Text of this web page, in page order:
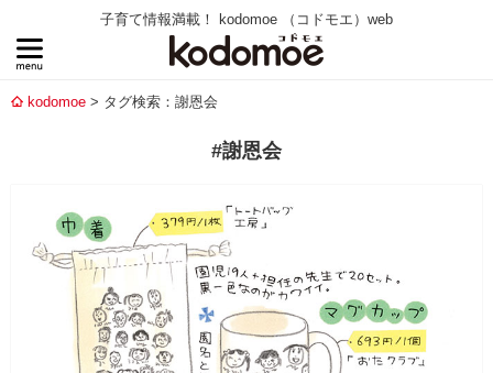
子育て情報満載！ kodomoe （コドモエ）web
kodomoe タグ検索：謝恩会
#謝恩会